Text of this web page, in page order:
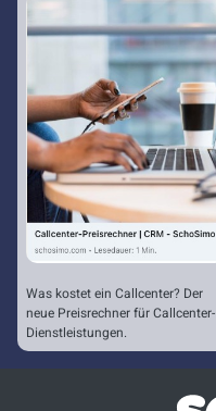
Was kostet ein Callcenter? Der
neue Preisrechner für Callcenter-
Dienstleistungen.